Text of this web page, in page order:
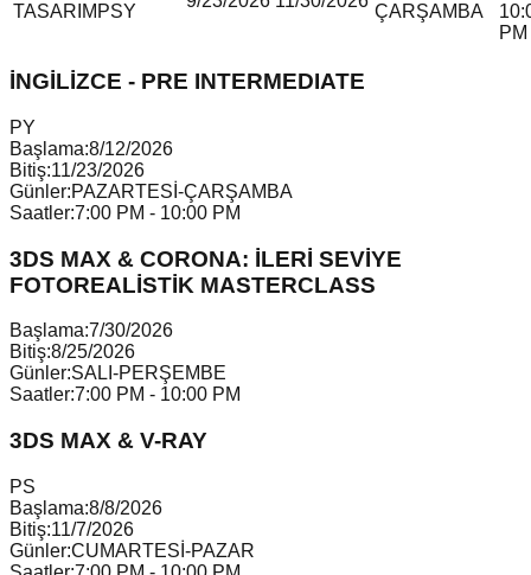
TASARIM PSY
ÇARŞAMBA
PM
İNGİLİZCE - PRE INTERMEDIATE
PY
Başlama:8/12/2026
Bitiş:11/23/2026
Günler:PAZARTESİ-ÇARŞAMBA
Saatler:7:00 PM - 10:00 PM
3DS MAX & CORONA: İLERİ SEVİYE
FOTOREALİSTİK MASTERCLASS
Başlama:7/30/2026
Bitiş:8/25/2026
Günler:SALI-PERŞEMBE
Saatler:7:00 PM - 10:00 PM
3DS MAX & V-RAY
PS
Başlama:8/8/2026
Bitiş:11/7/2026
Günler:CUMARTESİ-PAZAR